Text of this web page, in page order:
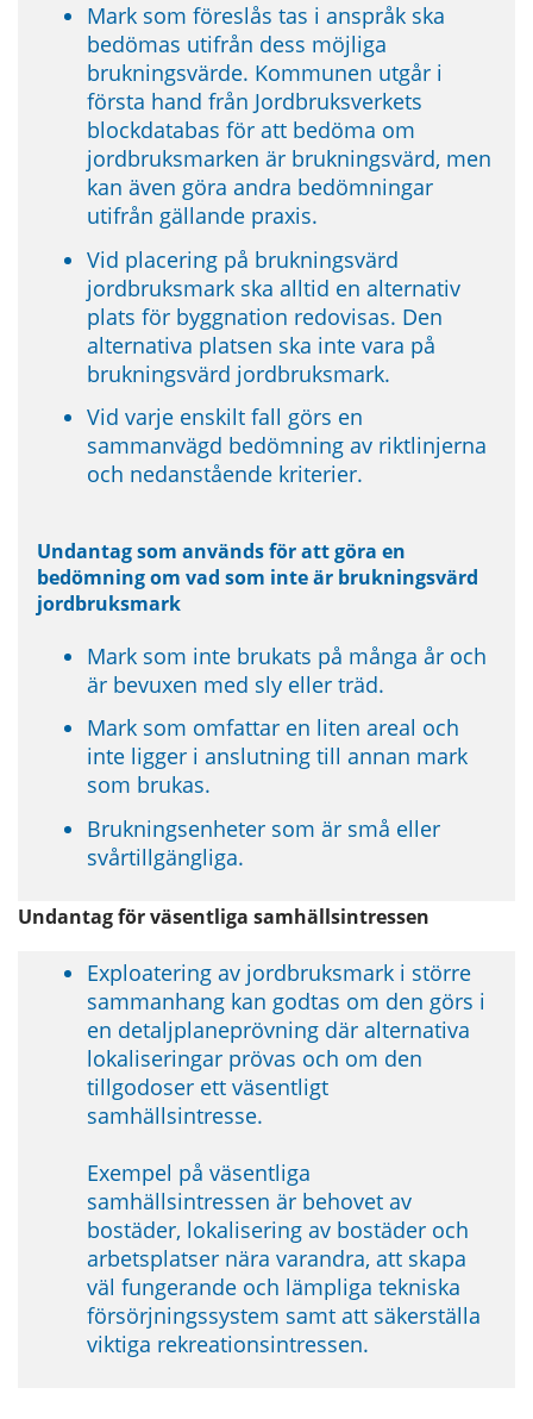
Mark som föreslås tas i anspråk ska
bedömas utifrån dess möjliga
brukningsvärde. Kommunen utgår i
första hand från Jordbruksverkets
blockdatabas för att bedöma om
jordbruksmarken är brukningsvärd, men
kan även göra andra bedömningar
utifrån gällande praxis.
Vid placering på brukningsvärd
jordbruksmark ska alltid en alternativ
plats för byggnation redovisas. Den
alternativa platsen ska inte vara på
brukningsvärd jordbruksmark.
Vid varje enskilt fall görs en
sammanvägd bedömning av riktlinjerna
och nedanstående kriterier.
Undantag som används för att göra en
bedömning om vad som inte är brukningsvärd
jordbruksmark
Mark som inte brukats på många år och
är bevuxen med sly eller träd.
Mark som omfattar en liten areal och
inte ligger i anslutning till annan mark
som brukas.
Brukningsenheter som är små eller
svårtillgängliga.
Undantag för väsentliga samhällsintressen
Exploatering av jordbruksmark i större
sammanhang kan godtas om den görs i
en detaljplaneprövning där alternativa
lokaliseringar prövas och om den
tillgodoser ett väsentligt
samhällsintresse.
Exempel på väsentliga
samhällsintressen är behovet av
bostäder, lokalisering av bostäder och
arbetsplatser nära varandra, att skapa
väl fungerande och lämpliga tekniska
försörjningssystem samt att säkerställa
viktiga rekreationsintressen.